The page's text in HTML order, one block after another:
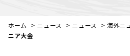
ホーム > ニュース > ニュース >海外ニ
ニア大会